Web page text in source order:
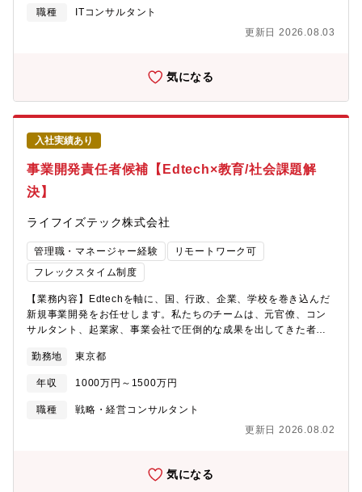
課題に踏み込める ：顧客のCFOや製造本部長クラスと、経営のト
ップイシューを議論し、変革を起こす■テクノロジーでキャリアを
ーへ、そしてゆくゆくは事業の成長を牽引する存在へとキャリア
客の経営データを「意思決定に使える形」へ再構築し、プロダク
顧客データの読み解きと構造化 ：顧客の基幹システムから出力さ
れる多種多様なデータを受領し、業務プロセスとの関係を整理。
顧客固有の業務ルールや暗黙知を言語化し、データの意味を構造
的に理解する■分析ロジックの設計・構築 ：現場の活動データを
収益性（P/L）へ翻訳するためのロジックを、顧客ごとに設計。パ
ッケージのパラメータ設定ではなく、「この顧客にとって何が正
しい計算か」をゼロから考え抜く■生成AIを活用した高速プロトタ
イピング ：LLMを活用し、従来は数ヶ月かかっていた分析基盤の
構築・検証サイクルを圧倒的なスピードで回す。AI×ドメイン知識
仮説検証・計算結果の突合 ：構築したロジックの出力を顧客の実
績データと突合し、乖離があれば仮説を立てて原因を追求。「な
ぜこの数字になるのか」を顧客と共に解き明かす■顧客との合意形
成・ユースケース開発 ：分析結果の妥当性を顧客の経営層・現場
双方と確認し、新たなユースケースの発見・言語化を通じてプロ
ダクトの活用範囲を拡張する■プロダクトへのフィードバック ：
顧客課題の解決過程で得た知見をPdM・エンジニアチームに還元
し、プロダクトの機能そのものを進化させる【魅力ポイント】■ロ
ものを設計する。あなたが設計したロジックがプロダクトの機能
になる■事業の成否に直接関わる ：新規事業の立ち上げフェーズ
課題に踏み込める ：顧客のCFOや製造本部長クラスと、経営のト
ップイシューを議論し、変革を起こす■テクノロジーでキャリアを
職種
ITコンサルタント
更新日 2026.08.03
気になる
入社実績あり
事業開発責任者候補【Edtech×教育/社会課題解
決】
ライフイズテック株式会社
管理職・マネージャー経験
リモートワーク可
フレックスタイム制度
【業務内容】Edtechを軸に、国、行政、企業、学校を巻き込んだ
新規事業開発をお任せします。私たちのチームは、元官僚、コン
サルタント、起業家、事業会社で圧倒的な成果を出してきた者な
が「教育で社会を変える」という一点で繋がる熱いチームです 。
この最高の仲間たちと共に、地域で育った若者がAIやデジタルな
どの最新テクノロジーを武器に地域の課題を解決し、それが新た
な産業や雇用に繋がっていく――。そんな持続可能な「DX人材育
くことを期待しています 。【具体的には】■課題の探究と事業の
の事業を構想・提案する責任者としてリードしていただきます。■
戦略立案と変革支援：従来の枠組みにとらわれない新たな成長戦
勤務地 東京都
年収 1000万円～1500万円
職種
戦略・経営コンサルタント
更新日 2026.08.02
気になる